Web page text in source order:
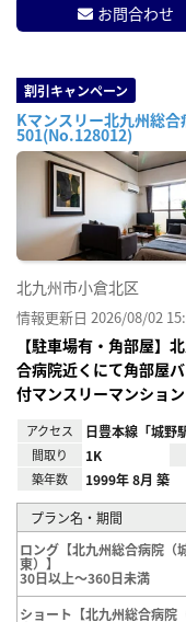
お問合わせ
割引キャンペーン
Kマンスリー北九州総
501(No.128012)
北九州市小倉北区
情報更新日 2026/08/02
【駐車場有・角部屋
合病院近くにて角部屋
付マンスリーマンション
アクセス 日豊本線「城野
間取り 1K
築年数 1999年 8月 築
プラン名・期間
ロング【北九州総合病院（
東）】
30日以上～360日未満
ショート【北九州総合病院